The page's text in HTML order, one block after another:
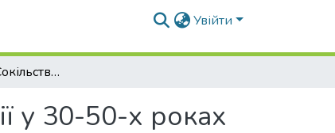
Увійти
Популяризація Сокільства за допомогою філателії у 30-50-х роках XX століття
у 30-50-х роках